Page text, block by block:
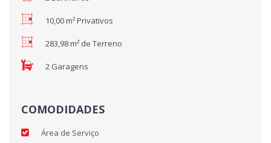
10,00 m² Privativos
283,98 m² de Terreno
2 Garagens
COMODIDADES
Área de Serviço